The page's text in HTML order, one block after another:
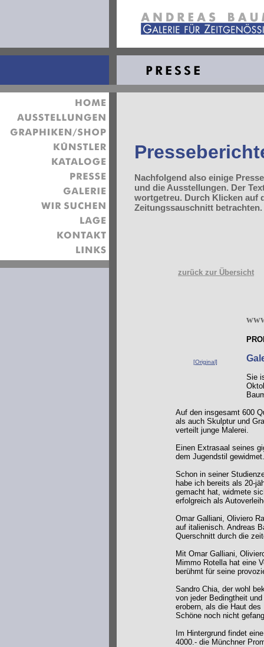
Nachfolgend also einige
und die Ausstellungen. Der
wortgetreu. Durch Klicken auf
Zeitungssauschnitt betrachten.
zurück zur Übersicht
[Original]
Sie
Auf den insgesamt 600
als auch Skulptur und
verteilt junge Malerei.
Einen Extrasaal seines
dem Jugendstil gewidmet.
Schon in seiner
habe ich bereits als 20-
gemacht hat, widmete
erfolgreich als
Omar Galliani, Oliviero
auf italienisch. Andreas
Querschnitt durch die
Mit Omar Galliani,
Mimmo Rotella hat eine
berühmt für seine
Sandro Chia, der wohl
von jeder Bedingtheit
erobern, als die Haut
Schöne noch nicht
Im Hintergrund findet
4000.- die Münchner